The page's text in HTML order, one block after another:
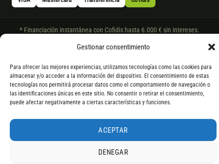
Gestionar consentimiento
Para ofrecer las mejores experiencias, utilizamos tecnologías como las cookies para
almacenar y/o acceder a la información del dispositivo. El consentimiento de estas
tecnologías nos permitirá procesar datos como el comportamiento de navegación o
las identificaciones únicas en este sitio. No consentir o retirar el consentimiento,
puede afectar negativamente a ciertas características y funciones.
ACEPTAR
DENEGAR
* Financiación instantánea con Cofidis hasta 6.000 € sin intereses.
los detalles por WhatsApp.
* Los modelos con entrega inmediata se envían 24 h laborables tras el
pago; los de bajo pedido se confirman con un asesor. Si no fuera posible
servir el producto, se devuelve el importe sin coste. La información de
componentes es orientativa; los fabricantes pueden sustituir elementos